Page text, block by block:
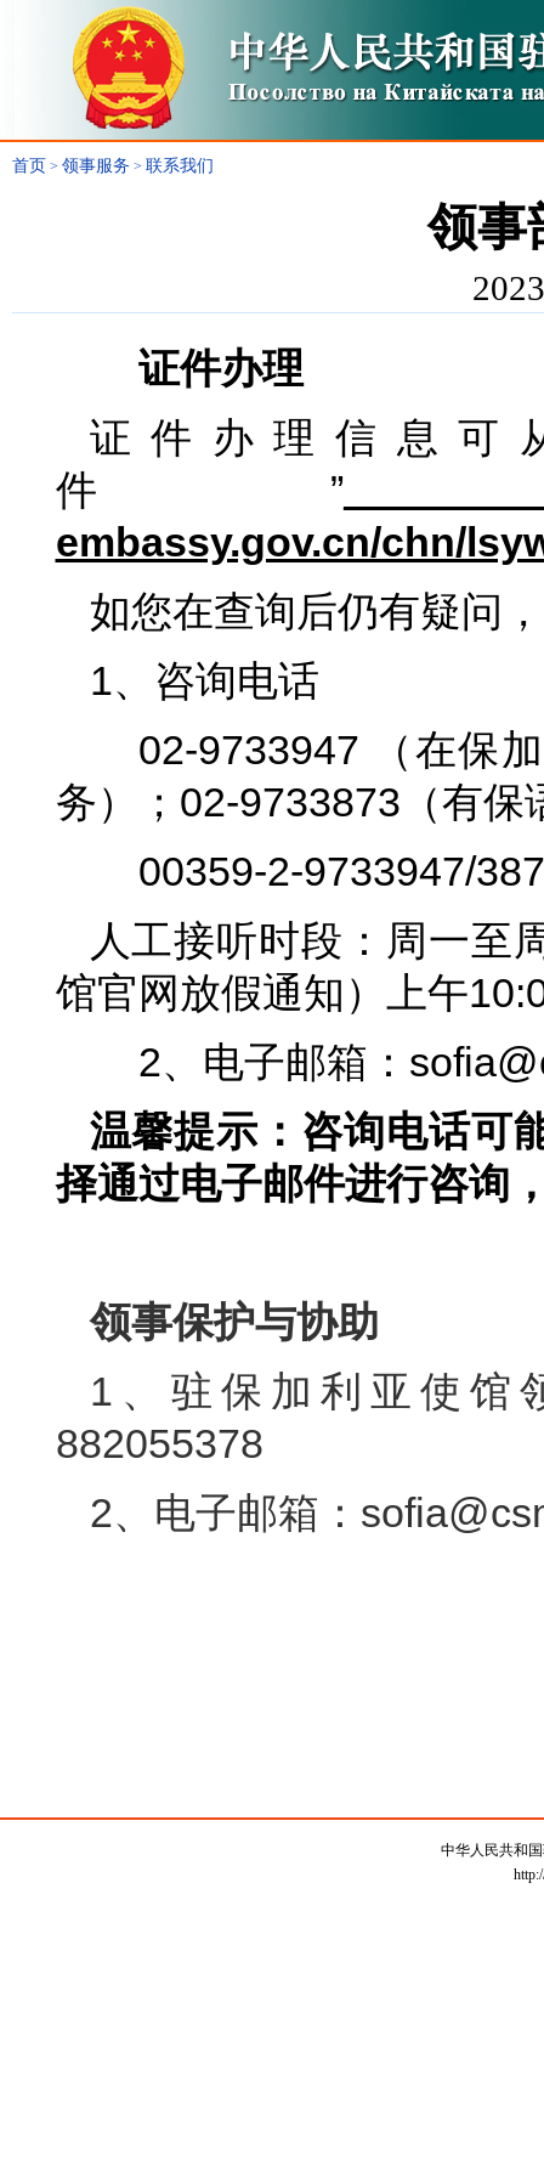
首页 > 领事服务 > 联系我们
领事
证件办理
证件办理信息可
件”
embassy.gov.cn/chn/
如您在查询后仍有疑问
1、咨询电话
02-9733947 （在保加
务）；02-9733873（有保
00359-2-9733947/
人工接听时段：周一至
馆官网放假通知）上午
2、电子邮箱：
温馨提示：咨询电话可
择通过电子邮件进行咨询
领事保护与协助
1、驻保加利亚使馆
882055378
2、电子邮箱：
中华人民共和